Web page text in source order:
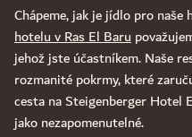
Chápeme, jak je jídlo pro
hotelu v Ras El Baru
jehož jste účastníkem. Naše
rozmanité pokrmy, které
cesta na Steigenberger Hotel
jako nezapomenutelné.